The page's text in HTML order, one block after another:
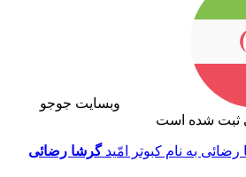
وبسایت جوجو
ثبت شده است
گرشا رضائی